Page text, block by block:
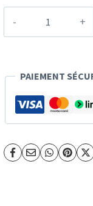
de
shirt
Danse
Rosaz
PAIEMENT